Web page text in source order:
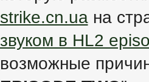
strike.cn.uaна
звуком в HL2
возможные